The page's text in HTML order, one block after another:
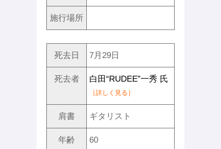
施行場所
死去日 7月29日
死去者 白田“RUDEE”一秀 氏
［詳しく見る］
肩書 ギタリスト
年齢 60